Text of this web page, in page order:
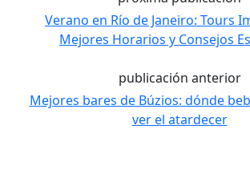
Verano en Río de Janeiro: Tours
Mejores Horarios y Consejos
publicación anterior
Mejores bares de Búzios: dónde
ver el atardecer